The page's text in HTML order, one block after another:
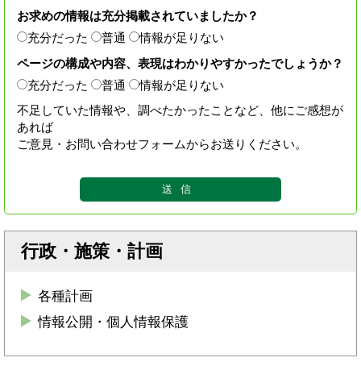
お求めの情報は充分掲載されていましたか？
充分だった
普通
情報が足りない
ページの構成や内容、表現はわかりやすかったでしょうか？
充分だった
普通
情報が足りない
不足していた情報や、調べたかったことなど、他にご感想が
あれば
ご意見・お問い合わせフォームからお送りください。
行政・施策・計画
各種計画
情報公開・個人情報保護